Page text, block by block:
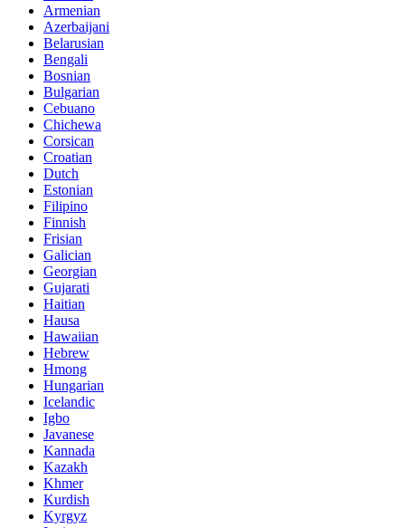
Armenian
Azerbaijani
Belarusian
Bengali
Bosnian
Bulgarian
Cebuano
Chichewa
Corsican
Croatian
Dutch
Estonian
Filipino
Finnish
Frisian
Galician
Georgian
Gujarati
Haitian
Hausa
Hawaiian
Hebrew
Hmong
Hungarian
Icelandic
Igbo
Javanese
Kannada
Kazakh
Khmer
Kurdish
Kyrgyz